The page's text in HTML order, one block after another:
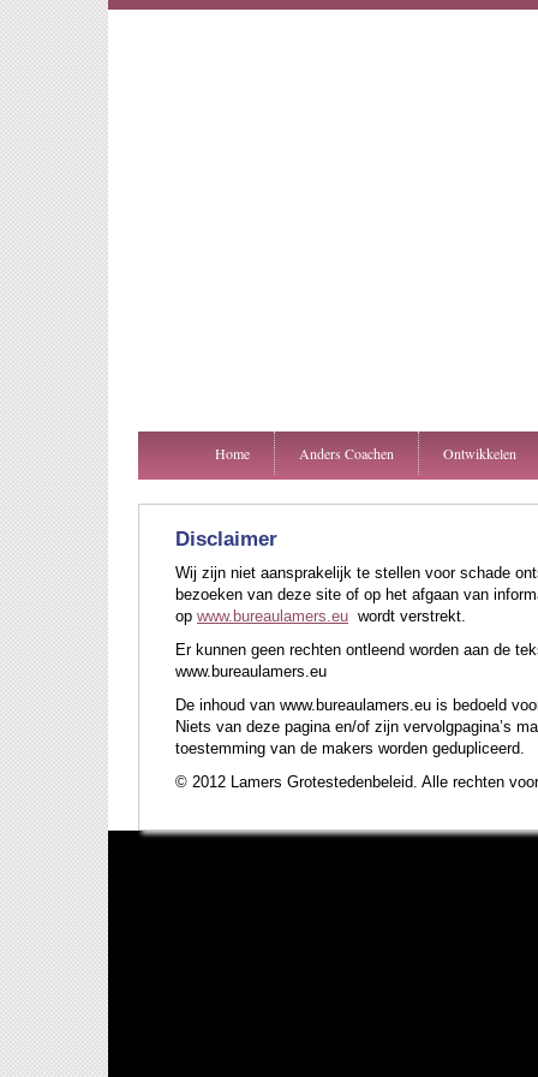
Home Anders Coachen Ontwikkelen
Disclaimer
Wij zijn niet aansprakelijk te stellen voor schade
bezoeken van deze site of op het afgaan van
op www.bureaulamers.eu wordt verstrekt.
Er kunnen geen rechten ontleend worden aan de
www.bureaulamers.eu
De inhoud van www.bureaulamers.eu is bedoeld
Niets van deze pagina en/of zijn vervolgpagina’s
toestemming van de makers worden gedupliceerd.
© 2012 Lamers Grotestedenbeleid. Alle rechten